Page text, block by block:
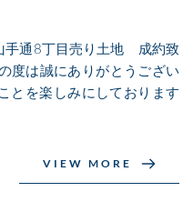
手通8丁目売り土地 成約致
度は誠にありがとうござい
とを楽しみにしております
VIEW MORE